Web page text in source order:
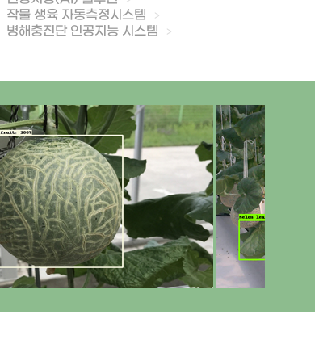
작물 생육 자동측정시스템
병해충진단 인공지능 시스템